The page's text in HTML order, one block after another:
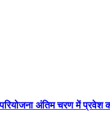
अंतिम चरण में प्रवेश